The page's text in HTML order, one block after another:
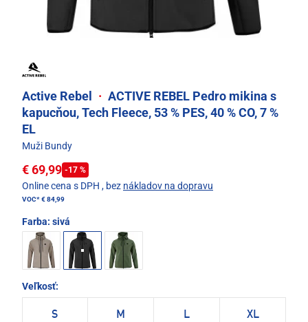
Active Rebel · ACTIVE REBEL Pedro mikina s
kapucňou, Tech Fleece, 53 % PES, 40 % CO, 7 %
EL
Muži Bundy
€ 69,99 -17 %
Online cena s DPH , bez nákladov na dopravu
VOC*€ 84,99
Farba: sivá
Veľkosť:
S M L XL